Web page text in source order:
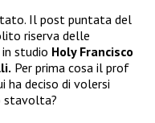
Il post puntata del
riserva delle
studio Holy Francisco
Per prima cosa il prof
ha deciso di volersi
stavolta?